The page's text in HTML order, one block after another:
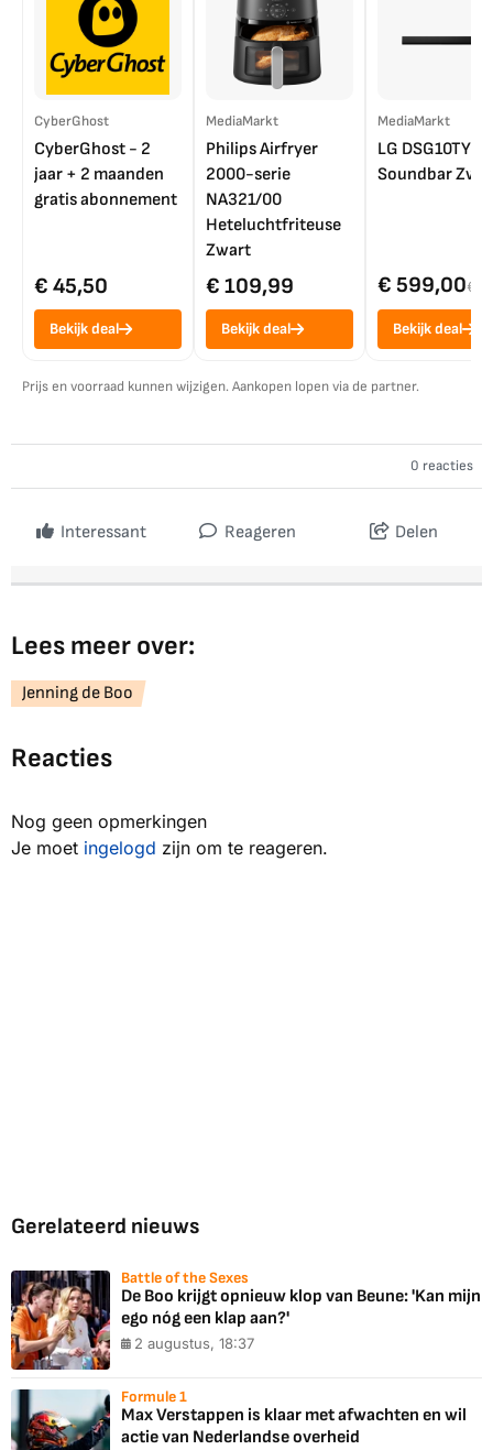
CyberGhost
CyberGhost - 2
jaar + 2 maanden
gratis abonnement
€ 45,50
Bekijk deal
MediaMarkt
Philips Airfryer
2000-serie
NA321/00
Heteluchtfriteuse
Zwart
€ 109,99
Bekijk deal
MediaMarkt
LG DSG10TY
Soundbar
€ 599,00€
Bekijk deal
Prijs en voorraad kunnen wijzigen. Aankopen lopen via de partner.
0 reacties
Interessant Reageren Delen
Lees meer over:
Jenning de Boo
Reacties
Nog geen opmerkingen
Je moet ingelogd zijn om te reageren.
Gerelateerd nieuws
Battle of the Sexes
De Boo krijgt opnieuw klop van Beune: 'Kan mijn
ego nóg een klap aan?'
2 augustus, 18:37
Formule 1
Max Verstappen is klaar met afwachten en wil
actie van Nederlandse overheid